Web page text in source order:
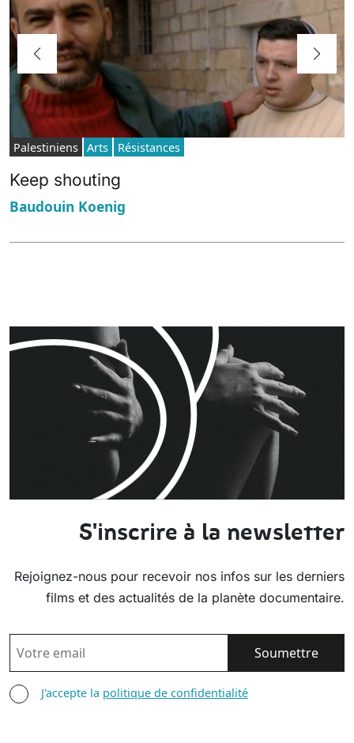
Palestiniens Arts Résistances
Keep shouting
Baudouin Koenig
S'inscrire à la newsletter
Rejoignez-nous pour recevoir nos infos sur les derniers
films et des actualités de la planète documentaire.
EMAIL
AGREE TERMS
J'accepte la politique de confidentialité